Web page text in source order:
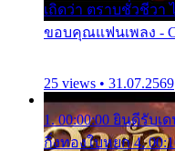
เถิดว่า ตราบชั่วชีวา
ขอบคุณแฟนเพลง -
25 views • 31.07.2569
1. 00:00:00 ยินดีรับเ
กิ่งทองใบหยก 4.